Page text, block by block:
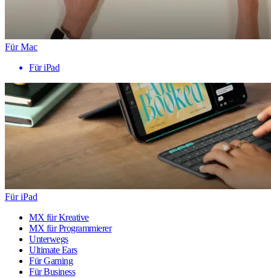
Für Mac
Für iPad
Für iPad
MX für Kreative
MX für Programmierer
Unterwegs
Ultimate Ears
Für Gaming
Für Business